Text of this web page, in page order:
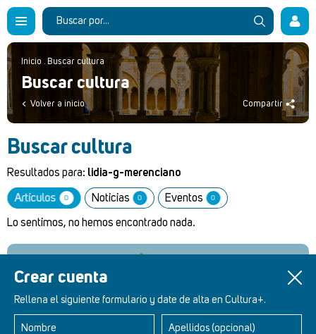
Crear cuenta
Rellena el siguiente formulario y date de alta en Cultura+.
Nombre Apellidos (opcional)
Inicio . Buscar cultura
Buscar cultura
Volver a inicio Compartir
Buscar cultura
Resultados para: lidia-g-merenciano
Artículos 0 Noticias 0 Eventos 0
Lo sentimos, no hemos encontrado nada.
Retablos Renacentistas Este de León